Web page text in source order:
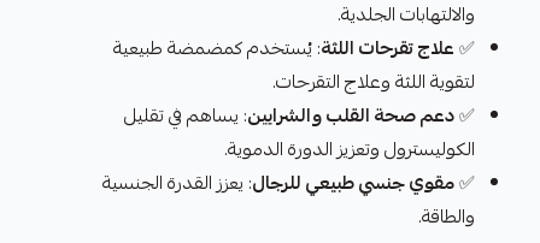
والالتهابات الجلدية.
✅علاج تقرحات اللثة: يُستخدم كمضمضة طبيعية
لتقوية اللثة وعلاج التقرحات.
✅دعم صحة القلب والشرايين: يساهم في تقليل
الكوليسترول وتعزيز الدورة الدموية.
✅مقوي جنسي طبيعي للرجال: يعزز القدرة الجنسية
والطاقة.